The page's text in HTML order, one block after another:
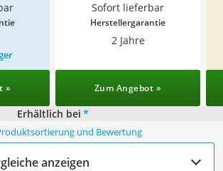
Sofort lieferbar
Herstellergarantie
2 Jahre
» Zum Angebot »
Erhältlich bei *
und Bewertung
anzeigen